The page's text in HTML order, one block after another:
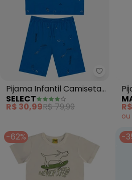
Select -
Pijama Infantil Camiseta
e Bermuda (Azul)
SELECT
R$ 30,99R$ 79,99
ou
-62% -